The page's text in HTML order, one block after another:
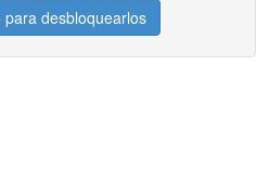
desbloquearlos